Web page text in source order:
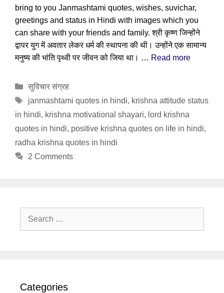
bring to you Janmashtami quotes, wishes, suvichar,
greetings and status in Hindi with images which you
can share with your friends and family. श्री कृष्ण जिन्होंने
द्वापर युग में अवतार लेकर धर्म की स्थापना की थी। उन्होंने एक सामान्य
मनुष्य की भांति पृथ्वी पर जीवन को जिया था। … Read more
Categories
सुविचार संग्रह
Tags
janmashtami quotes in hindi, krishna attitude status
in hindi, krishna motivational shayari, lord krishna
quotes in hindi, positive krishna quotes on life in hindi,
radha krishna quotes in hindi
2 Comments
Search
Categories